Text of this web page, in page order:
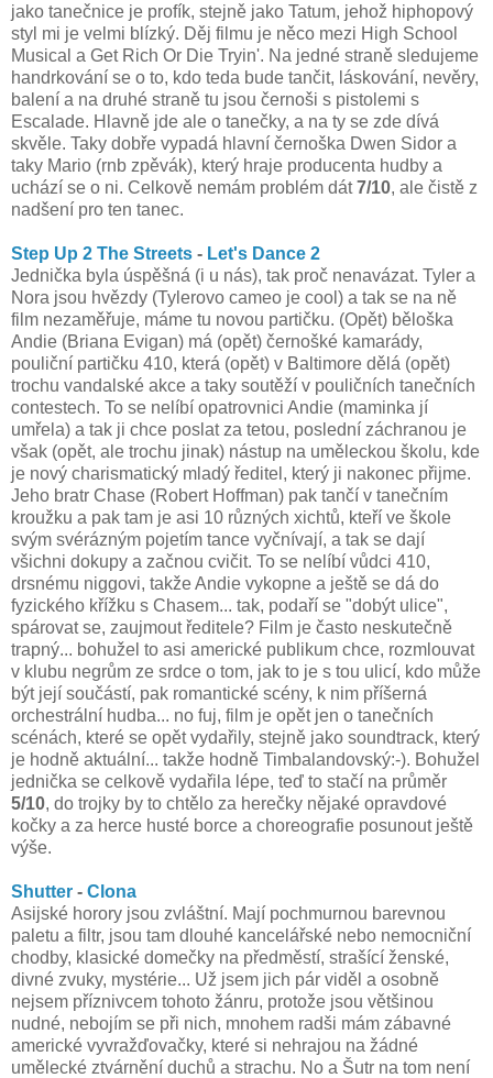
jako tanečnice je profík, stejně jako Tatum, jehož hiphopový
styl mi je velmi blízký. Děj filmu je něco mezi High School
Musical a Get Rich Or Die Tryin'. Na jedné straně sledujeme
handrkování se o to, kdo teda bude tančit, láskování, nevěry,
balení a na druhé straně tu jsou černoši s pistolemi s
Escalade. Hlavně jde ale o tanečky, a na ty se zde dívá
skvěle. Taky dobře vypadá hlavní černoška Dwen Sidor a
taky Mario (rnb zpěvák), který hraje producenta hudby a
uchází se o ni. Celkově nemám problém dát7/10, ale čistě z
nadšení pro ten tanec.
Step Up 2 The Streets - Let's Dance 2
Jednička byla úspěšná (i u nás), tak proč nenavázat. Tyler a
Nora jsou hvězdy (Tylerovo cameo je cool) a tak se na ně
film nezaměřuje, máme tu novou partičku. (Opět) běloška
Andie (Briana Evigan) má (opět) černošké kamarády,
pouliční partičku 410, která (opět) v Baltimore dělá (opět)
trochu vandalské akce a taky soutěží v pouličních tanečních
contestech. To se nelíbí opatrovnici Andie (maminka jí
umřela) a tak ji chce poslat za tetou, poslední záchranou je
však (opět, ale trochu jinak) nástup na uměleckou školu, kde
je nový charismatický mladý ředitel, který ji nakonec přijme.
Jeho bratr Chase (Robert Hoffman) pak tančí v tanečním
kroužku a pak tam je asi 10 různých xichtů, kteří ve škole
svým svérázným pojetím tance vyčnívají, a tak se dají
všichni dokupy a začnou cvičit. To se nelíbí vůdci 410,
drsnému niggovi, takže Andie vykopne a ještě se dá do
fyzického křížku s Chasem... tak, podaří se "dobýt ulice",
spárovat se, zaujmout ředitele? Film je často neskutečně
trapný... bohužel to asi americké publikum chce, rozmlouvat
v klubu negrům ze srdce o tom, jak to je s tou ulicí, kdo může
být její součástí, pak romantické scény, k nim příšerná
orchestrální hudba... no fuj, film je opět jen o tanečních
scénách, které se opět vydařily, stejně jako soundtrack, který
je hodně aktuální... takže hodně Timbalandovský:-). Bohužel
jednička se celkově vydařila lépe, teď to stačí na průměr
5/10, do trojky by to chtělo za herečky nějaké opravdové
kočky a za herce husté borce a choreografie posunout ještě
výše.
Shutter - Clona
Asijské horory jsou zvláštní. Mají pochmurnou barevnou
paletu a filtr, jsou tam dlouhé kancelářské nebo nemocniční
chodby, klasické domečky na předměstí, strašící ženské,
divné zvuky, mystérie... Už jsem jich pár viděl a osobně
nejsem příznivcem tohoto žánru, protože jsou většinou
nudné, nebojím se při nich, mnohem radši mám zábavné
americké vyvražďovačky, které si nehrajou na žádné
umělecké ztvárnění duchů a strachu. No a Šutr na tom není